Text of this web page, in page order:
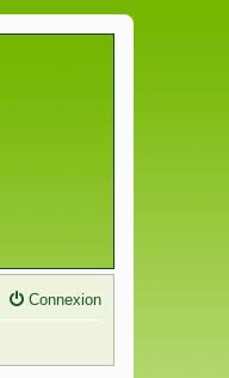
Connexion